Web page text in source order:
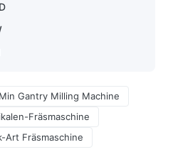
Gantry Milling Machine
Fräsmaschine
Art Fräsmaschine